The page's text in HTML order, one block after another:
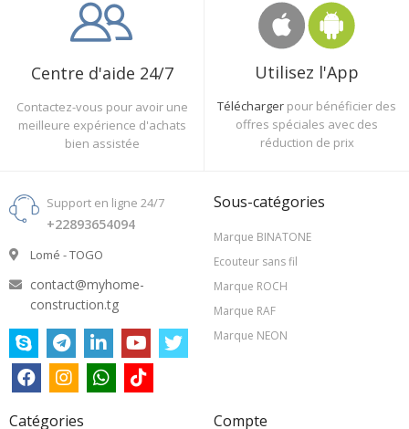
Centre d'aide 24/7
Contactez-vous pour avoir une
meilleure expérience d'achats
bien assistée
Utilisez l'App
Télécharger pour bénéficier des
offres spéciales avec des
réduction de prix
Support en ligne 24/7
+22893654094
Lomé - TOGO
contact@myhome-
construction.tg
Sous-catégories
Marque BINATONE
Ecouteur sans fil
Marque ROCH
Marque RAF
Marque NEON
Catégories Compte